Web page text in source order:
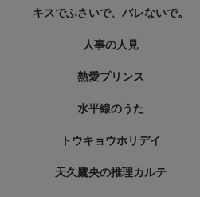
キスでふさいで、バレないで。
人事の人見
熱愛プリンス
水平線のうた
トウキョウホリデイ
天久鷹央の推理カルテ